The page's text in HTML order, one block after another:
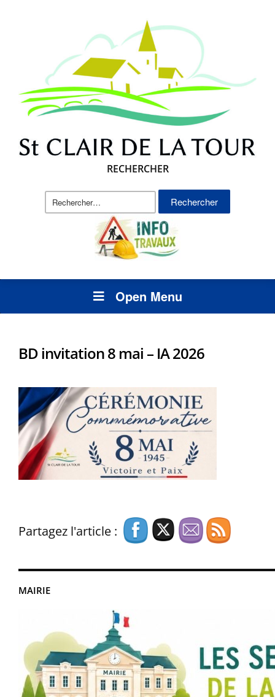
RECHERCHER
Rechercher :
Open Menu
MAIRIE
BD invitation 8 mai – IA 2026
Partagez l'article :